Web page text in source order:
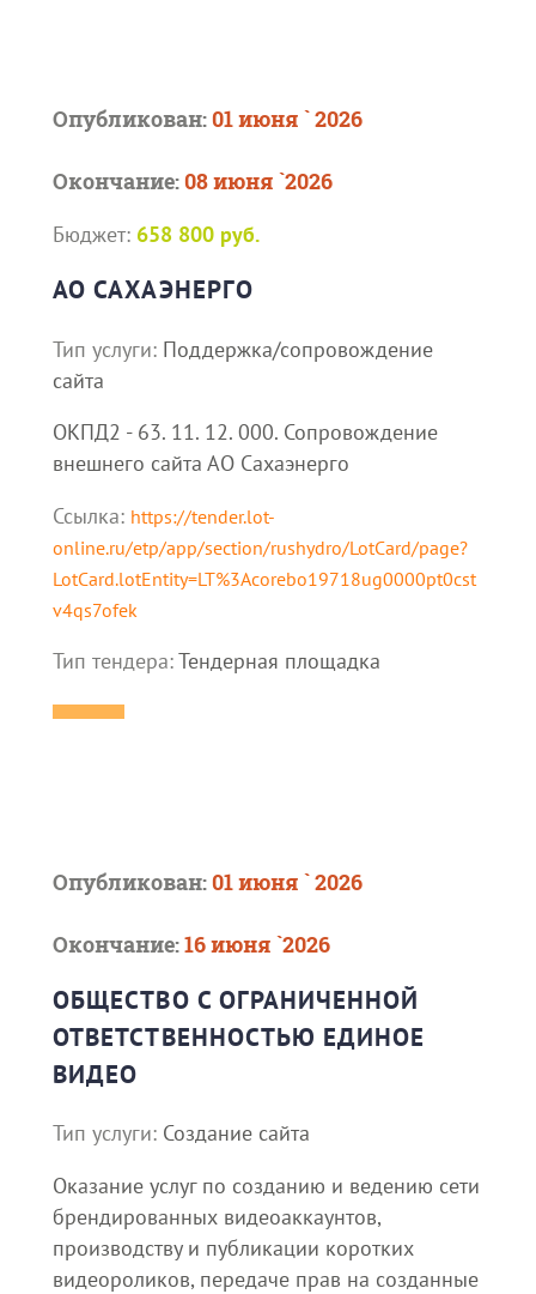
Опубликован:01 июня ` 2026
Окончание:08 июня `2026
Бюджет: 658 800 руб.
АО САХАЭНЕРГО
Тип услуги: Поддержка/сопровождение
сайта
ОКПД2 - 63. 11. 12. 000. Сопровождение
внешнего сайта АО Сахаэнерго
Ссылка: https://tender.lot-
online.ru/etp/app/section/rushydro/LotCard/page?
LotCard.lotEntity=LT%3Acorebo19718ug0000pt0cst
v4qs7ofek
Тип тендера:Тендерная площадка
Опубликован:01 июня ` 2026
Окончание:16 июня `2026
ОБЩЕСТВО С ОГРАНИЧЕННОЙ
ОТВЕТСТВЕННОСТЬЮ ЕДИНОЕ
ВИДЕО
Тип услуги: Создание сайта
Оказание услуг по созданию и ведению сети
брендированных видеоаккаунтов,
производству и публикации коротких
видеороликов, передаче прав на созданные